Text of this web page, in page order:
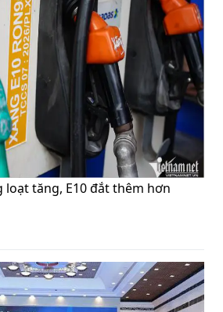
loạt tăng, E10 đắt thêm hơn